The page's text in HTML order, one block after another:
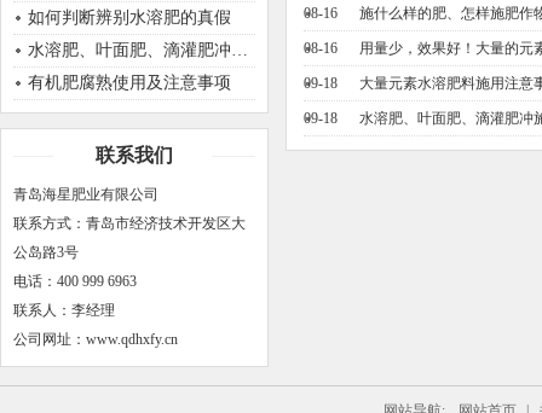
如何判断辨别水溶肥的真假
水溶肥、叶面肥、滴灌肥冲施肥之间有什么区别
有机肥腐熟使用及注意事项
联系我们
青岛海星肥业有限公司
联系方式：青岛市经济技术开发区大
公岛路3号
电话：400 999 6963
联系人：李经理
公司网址：www.qdhxfy.cn
08-16 施什么样的肥、怎样施肥作
08-16 用量少，效果好！大量的元
09-18 大量元素水溶肥料施用注意
09-18 水溶肥、叶面肥、滴灌肥冲